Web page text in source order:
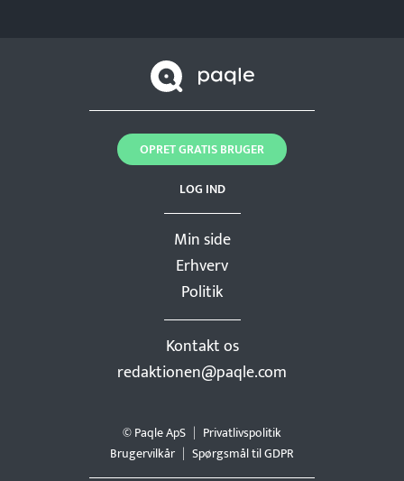
Min side
Erhverv
Politik
Kontakt os
redaktionen@paqle.com
LOG IND
OPRET GRATIS BRUGER
© Paqle ApS
Privatlivspolitik
Brugervilkår
Spørgsmål til GDPR